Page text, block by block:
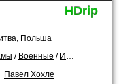
HDrip
Польша
/ Военные / Исторические
Павел Хохле